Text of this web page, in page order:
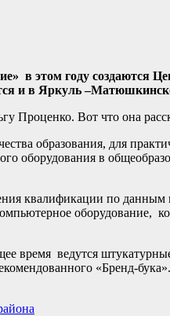
в этом году создаются
и в Яркуль
Проценко. Вот что она
образования, для
оборудования в
квалификации по данным
оборудование,
время ведутся
«Бренд-